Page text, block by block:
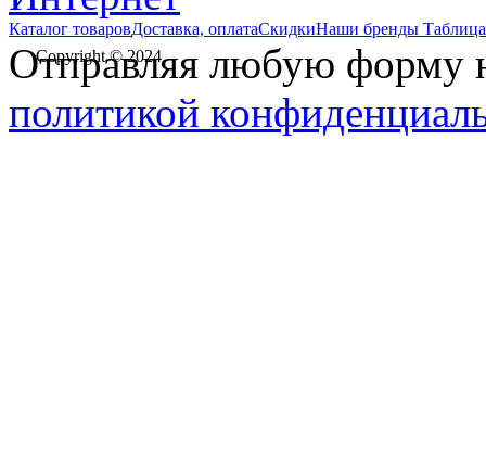
Каталог товаровДоставка, оплатаСкидкиНаши бренды
Copyright © 2024
Отправляя любую форму
политикой